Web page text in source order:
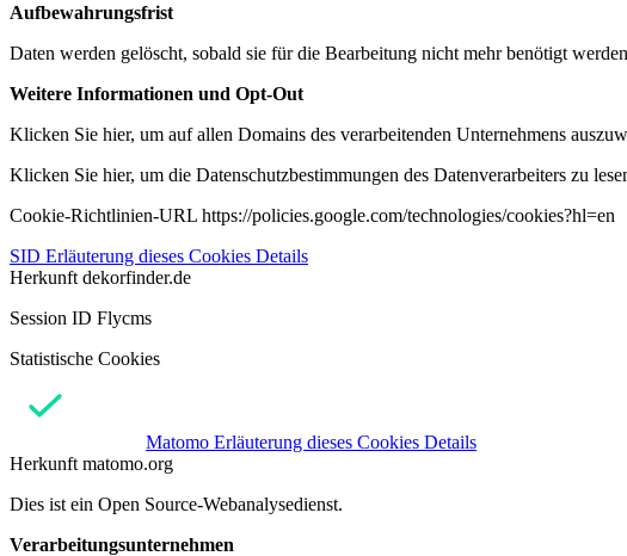
Aufbewahrungsfrist
Daten werden gelöscht, sobald sie für die Bearbeitung nicht mehr benötigt
Weitere Informationen und Opt-Out
Klicken Sie hier, um auf allen Domains des verarbeitenden Unternehmens
Klicken Sie hier, um die Datenschutzbestimmungen des Datenverarbeiters zu
Cookie-Richtlinien-URL https://policies.google.com/technologies/cookies?hl=en
SID Erläuterung dieses Cookies Details
Herkunft dekorfinder.de
Session ID Flycms
Statistische Cookies
Matomo Erläuterung dieses Cookies Details
Herkunft matomo.org
Dies ist ein Open Source-Webanalysedienst.
Verarbeitungsunternehmen